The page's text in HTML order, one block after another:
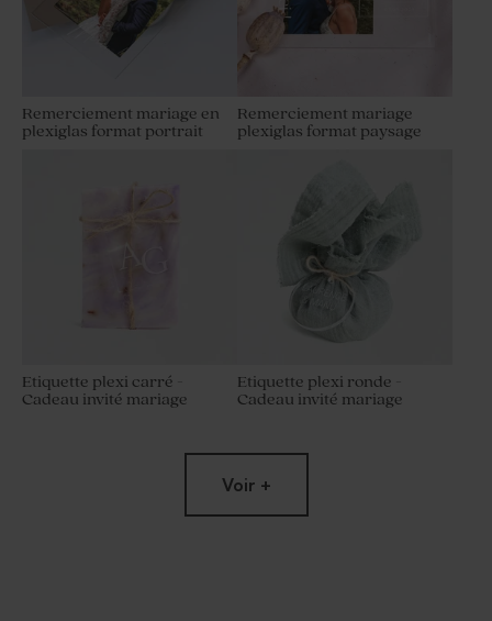
Remerciement mariage en
plexiglas format portrait
Remerciement mariage
plexiglas format paysage
Etiquette plexi carré -
Cadeau invité mariage
Etiquette plexi ronde -
Cadeau invité mariage
Voir +